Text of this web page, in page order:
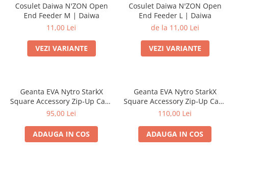
Cosulet Daiwa N'ZON Open
End Feeder M | Daiwa
11,00 Lei
VEZI VARIANTE
Cosulet Daiwa N'ZON Open
End Feeder L | Daiwa
de la 11,00 Lei
VEZI VARIANTE
Geanta EVA Nytro StarkX
Square Accessory Zip-Up Case
M | Nytro
95,00 Lei
ADAUGA IN COS
Geanta EVA Nytro StarkX
Square Accessory Zip-Up Case
L | Nytro
110,00 Lei
ADAUGA IN COS